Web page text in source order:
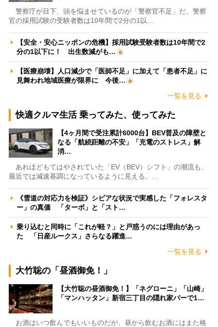
警察庁が目下、頭を悩ませているのが「警察官不足」だ。警察
官の採用試験の受験者数は10年間で2分の1以…
【安全・安心ニッポンの危機】採用試験受験者数は10年間で2
分の1以下に！ 出生数減がも…
【医療崩壊】人口減少で「医師不足」に加えて「患者不足」に
見舞われ地域医療が限界に 今後…
一覧を見る
快適クルマ生活 乗ってみた、使ってみた
【4ヶ月間で受注累計6000台】BEV普及の障壁と
なる「航続距離の不安」「充電のストレス」解
消…
あれほどもてはやされていた「EV（BEV）シフト」の潮流も、
最近では減速基調になっているように見える。…
《雪道の対応力を検証》シビアな状況で実感した「フォレスタ
ー」の真価 「ターボ」と「スト…
乗り込むと同時に「これが軽？」と戸惑うのには理由があっ
た 「日産ルークス」さらなる躍進…
一覧を見る
大竹聡の「昼酒御免！」
【大竹聡の昼酒御免！】「ネグローニ」「山崎」
「マンハッタン」新宿三丁目の隠れ家バーで1…
お酒はいつ飲んでもいいものだが、昼から飲むお酒にはまた格